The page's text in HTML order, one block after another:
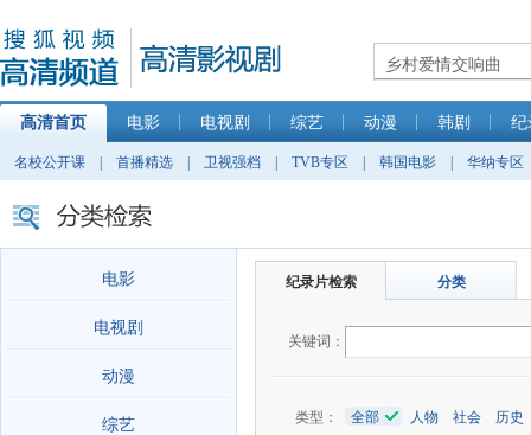
高清首页 电影 电视剧 综艺 动漫 韩剧 纪
名校公开课 首播精选 卫视强档 TVB专区 韩国电影 华纳专区
电影
电视剧
动漫
综艺
纪录片检索 分类
关键词：
类型： 全部 人物 社会 历史